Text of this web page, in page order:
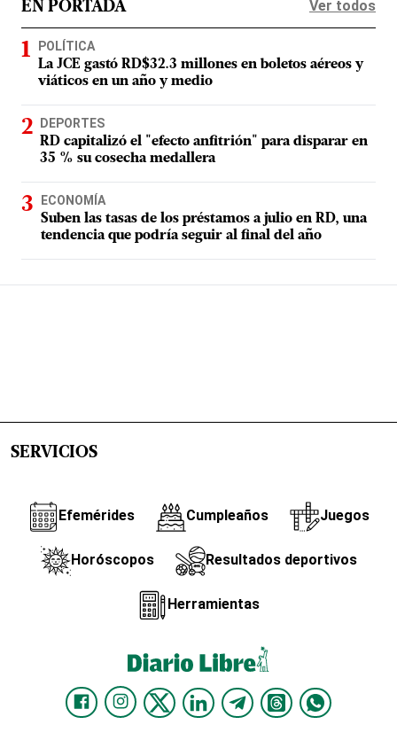
EN PORTADA Ver todos
POLÍTICA
La JCE gastó RD$32.3 millones en boletos aéreos y
viáticos en un año y medio
DEPORTES
RD capitalizó el "efecto anfitrión" para disparar en
35 % su cosecha medallera
ECONOMÍA
Suben las tasas de los préstamos a julio en RD, una
tendencia que podría seguir al final del año
SERVICIOS
Efemérides Cumpleaños Juegos
Horóscopos Resultados deportivos
Herramientas